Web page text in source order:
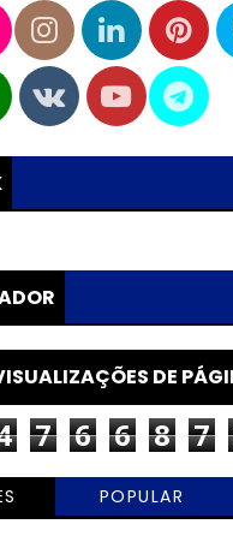
DE
7 6 6 8 7
POPULAR